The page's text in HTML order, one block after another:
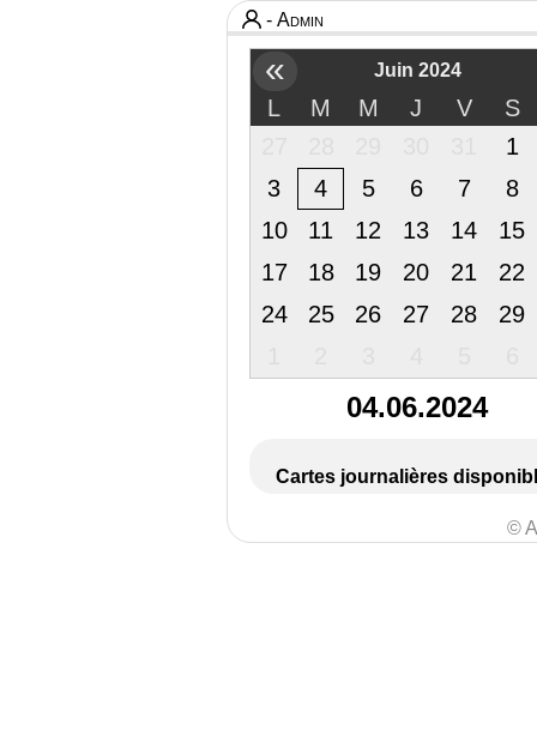
- Admin
« Juin 2024
L M M J V
S
1
3
4 5 6 7
8
10
11 12 13 14
15
17
18 19 20 21
22
24
25 26 27 28
29
04.06.2024
Cartes journalières
©